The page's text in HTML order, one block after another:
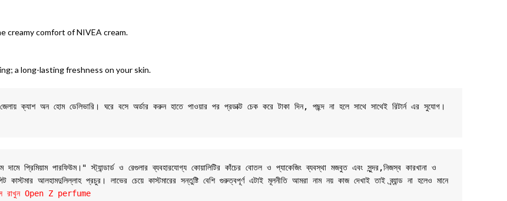
creamy comfort of NIVEA cream.
a long-lasting freshness on your skin.
জেলায় ক্যাশ অন হোম ডেলিভারি। ঘরে বসে অর্ডার করুন হাতে পাওয়ার পর প্রডাক্ট চেক করে টাকা দিন, পছন্দ না হলে সাথে সাথেই রিটার্ন এর সুযোগ।
প্রিমিয়াম পারফিউম।" স্ট্যান্ডার্ড ও রেগুলার ব্যবহারযোগ্য কোয়ালিটির কাঁচের বোতল ও প্যাকেজিং ব্যবস্থা মজবুত এবং সুন্দর,নিজস্ব কারখানা ও
কাস্টমার আলহামদুলিল্লাহ প্রচুর। লাভের চেয়ে কাস্টমারের সন্তুষ্টি বেশি গুরুত্বপূর্ণ এটাই মূলনীতি আমরা নাম নয় কাজ দেখাই তাই ব্র্যান্ড না হলেও মানে
রাখুন Open Z perfume